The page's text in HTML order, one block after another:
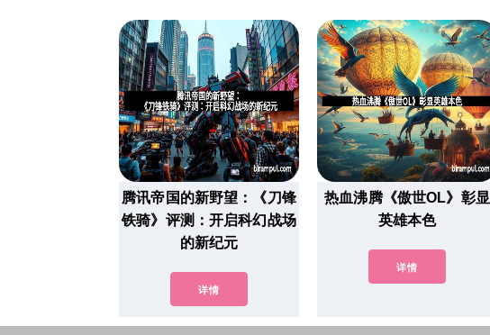
腾讯帝国的新野望：《刀锋
铁骑》评测：开启科幻战场
的新纪元
详情
热血沸腾《傲世OL》彰显
英雄本色
详情